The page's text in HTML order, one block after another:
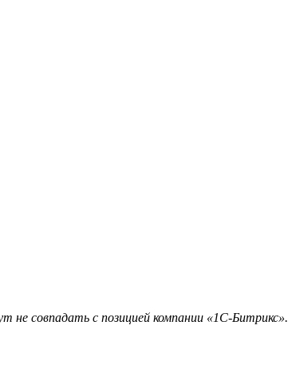
не совпадать с позицией компании «1С-Битрикс».